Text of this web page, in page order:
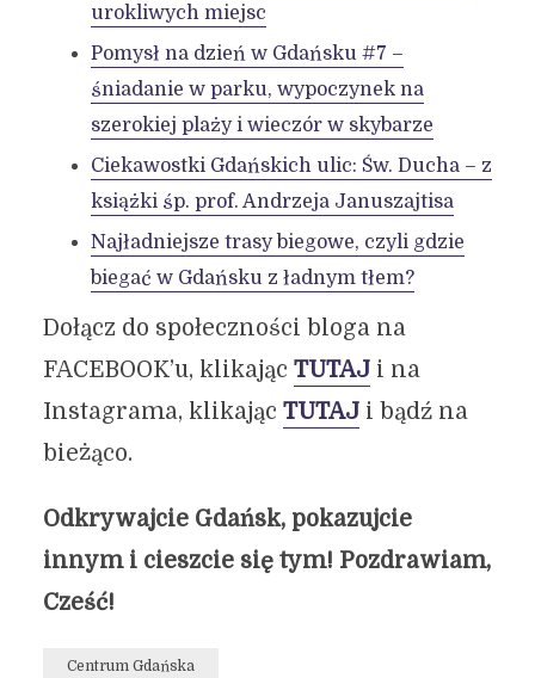
urokliwych miejsc
Pomysł na dzień w Gdańsku #7 –
śniadanie w parku, wypoczynek na
szerokiej plaży i wieczór w skybarze
Ciekawostki Gdańskich ulic: Św. Ducha – z
książki śp. prof. Andrzeja Januszajtisa
Najładniejsze trasy biegowe, czyli gdzie
biegać w Gdańsku z ładnym tłem?
Dołącz do społeczności bloga na
FACEBOOK’u, klikając TUTAJi na
Instagrama, klikając TUTAJi bądź na
bieżąco.
Odkrywajcie Gdańsk, pokazujcie
innym i cieszcie się tym! Pozdrawiam,
Cześć!
Centrum Gdańska